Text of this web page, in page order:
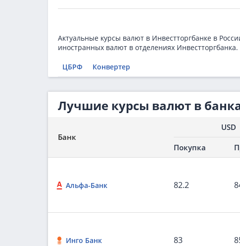
Актуальные курсы валют в Инвестторгбанке в
иностранных валют в отделениях Инвестторгбанка.
ЦБРФ Конвертер
Лучшие курсы валют в
Банк
USD
Покупка
Альфа-Банк 82.2
Инго Банк 83